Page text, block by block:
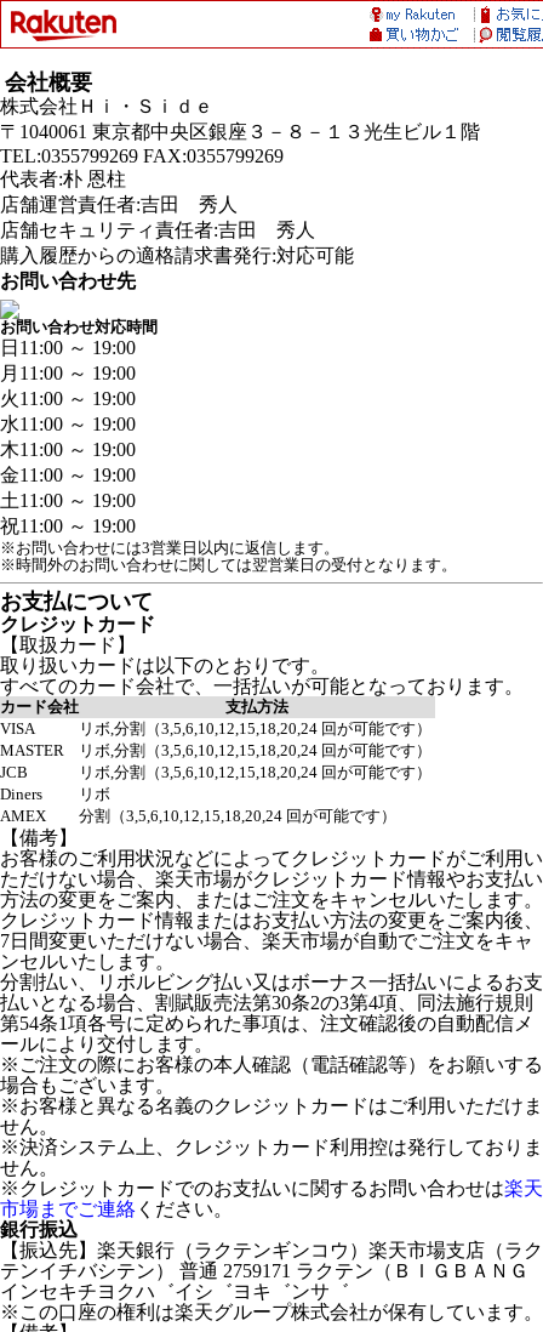
会社概要
株式会社Ｈｉ・Ｓｉｄｅ
〒1040061 東京都中央区銀座３－８－１３光生ビル１階
TEL:0355799269 FAX:0355799269
代表者:朴 恩柱
店舗運営責任者:吉田 秀人
店舗セキュリティ責任者:吉田 秀人
購入履歴からの適格請求書発行:対応可能
お問い合わせ先
お問い合わせ対応時間
日 11:00 ～ 19:00
月 11:00 ～ 19:00
火11:00 ～ 19:00
水11:00 ～ 19:00
木11:00 ～ 19:00
金11:00 ～ 19:00
土11:00 ～ 19:00
祝11:00 ～ 19:00
※お問い合わせには3営業日以内に返信します。
※時間外のお問い合わせに関しては翌営業日の受付となります。
お支払について
クレジットカード
【取扱カード】
取り扱いカードは以下のとおりです。
すべてのカード会社で、一括払いが可能となっております。
カード会社
支払方法
VISA
リボ,分割（3,5,6,10,12,15,18,20,24 回が可能です）
MASTER
リボ,分割（3,5,6,10,12,15,18,20,24 回が可能です）
JCB
リボ,分割（3,5,6,10,12,15,18,20,24 回が可能です）
Diners
リボ
AMEX
分割（3,5,6,10,12,15,18,20,24 回が可能です）
【備考】
お客様のご利用状況などによってクレジットカードがご利用い
ただけない場合、楽天市場がクレジットカード情報やお支払い
方法の変更をご案内、またはご注文をキャンセルいたします。
クレジットカード情報またはお支払い方法の変更をご案内後、
7日間変更いただけない場合、楽天市場が自動でご注文をキャ
ンセルいたします。
分割払い、リボルビング払い又はボーナス一括払いによるお支
払いとなる場合、割賦販売法第30条2の3第4項、同法施行規則
第54条1項各号に定められた事項は、注文確認後の自動配信メ
ールにより交付します。
※ご注文の際にお客様の本人確認（電話確認等）をお願いする
場合もございます。
※お客様と異なる名義のクレジットカードはご利用いただけま
せん。
※決済システム上、クレジットカード利用控は発行しておりま
せん。
※クレジットカードでのお支払いに関するお問い合わせは楽天
市場までご連絡 ください。
銀行振込
【振込先】楽天銀行（ラクテンギンコウ）楽天市場支店（ラク
テンイチバシテン） 普通 2759171 ラクテン（ＢＩＧＢＡＮＧ
インセキチヨクハ゛イシ゛ヨキ゛ンサ゛
※この口座の権利は楽天グループ株式会社が保有しています。